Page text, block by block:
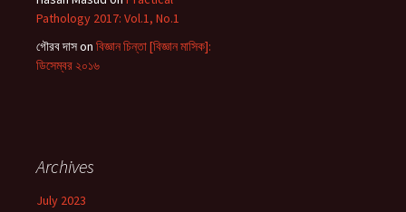
Pathology 2017: Vol.1, No.1
গৌরব দাসon বিজ্ঞান চিন্তা [বিজ্ঞান মাসিক]:
ডিসেম্বর ২০১৬
Archives
July 2023